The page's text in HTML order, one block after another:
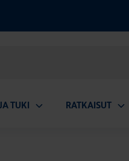
TUKI RATKAISUT